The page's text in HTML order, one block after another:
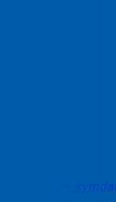
Gửi nệm